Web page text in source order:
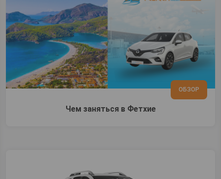
ОБЗОР
Чем заняться в Фетхие